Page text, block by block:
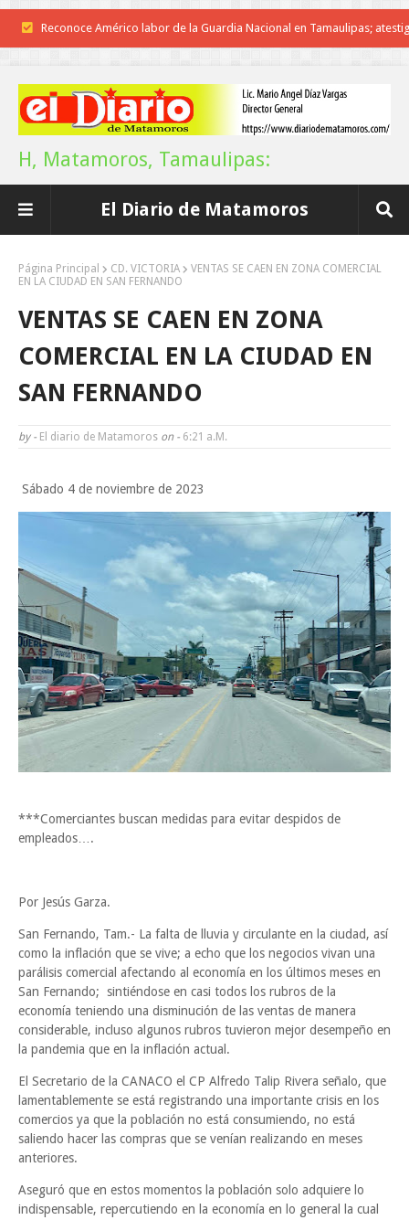
Reconoce Américo labor de la Guardia Nacional en Tamaulipas;
Brindará Familia UAT un moderno espacio con sentido humano en
A Tamaulipas…le llueve sobre mojado
Instala Sector Salud Comité Estatal de Calidad en Salud para
Martes en Tu Colonia Renovado acerca servicios y atención directa a
familias de Matamoros
La ONU publica Segundo Informe Subnacional de Tamaulipas
Disney reconoce a nivel mundial talento de estudiante de la UAT
Ayuntamiento entrega apoyos del programa "Ruta Segura,
la Educación"
Domingo, 9 Agosto
H, Matamoros, Tamaulipas:
El Diario de Matamoros
Página Principal CD. VICTORIA
VENTAS SE CAEN EN ZONA COMERCIAL
EN LA CIUDAD EN SAN FERNANDO
VENTAS SE CAEN EN ZONA
COMERCIAL EN LA CIUDAD EN
SAN FERNANDO
by - El diario de Matamoros on - 6:21 A.m.
Sábado 4 de noviembre de 2023
***Comerciantes buscan medidas para evitar despidos de
empleados….
Por Jesús Garza.
San Fernando, Tam.- La falta de lluvia y circulante en la ciudad, así
como la inflación que se vive; a echo que los negocios vivan una
parálisis comercial afectando al economía en los últimos meses en
San Fernando; sintiéndose en casi todos los rubros de la
economía teniendo una disminución de las ventas de manera
considerable, incluso algunos rubros tuvieron mejor desempeño en
la pandemia que en la inflación actual.
El Secretario de la CANACO el CP Alfredo Talip Rivera señalo, que
lamentablemente se está registrando una importante crisis en los
comercios ya que la población no está consumiendo, no está
saliendo hacer las compras que se venían realizando en meses
anteriores.
Aseguró que en estos momentos la población solo adquiere lo
indispensable, repercutiendo en la economía en lo general la cual